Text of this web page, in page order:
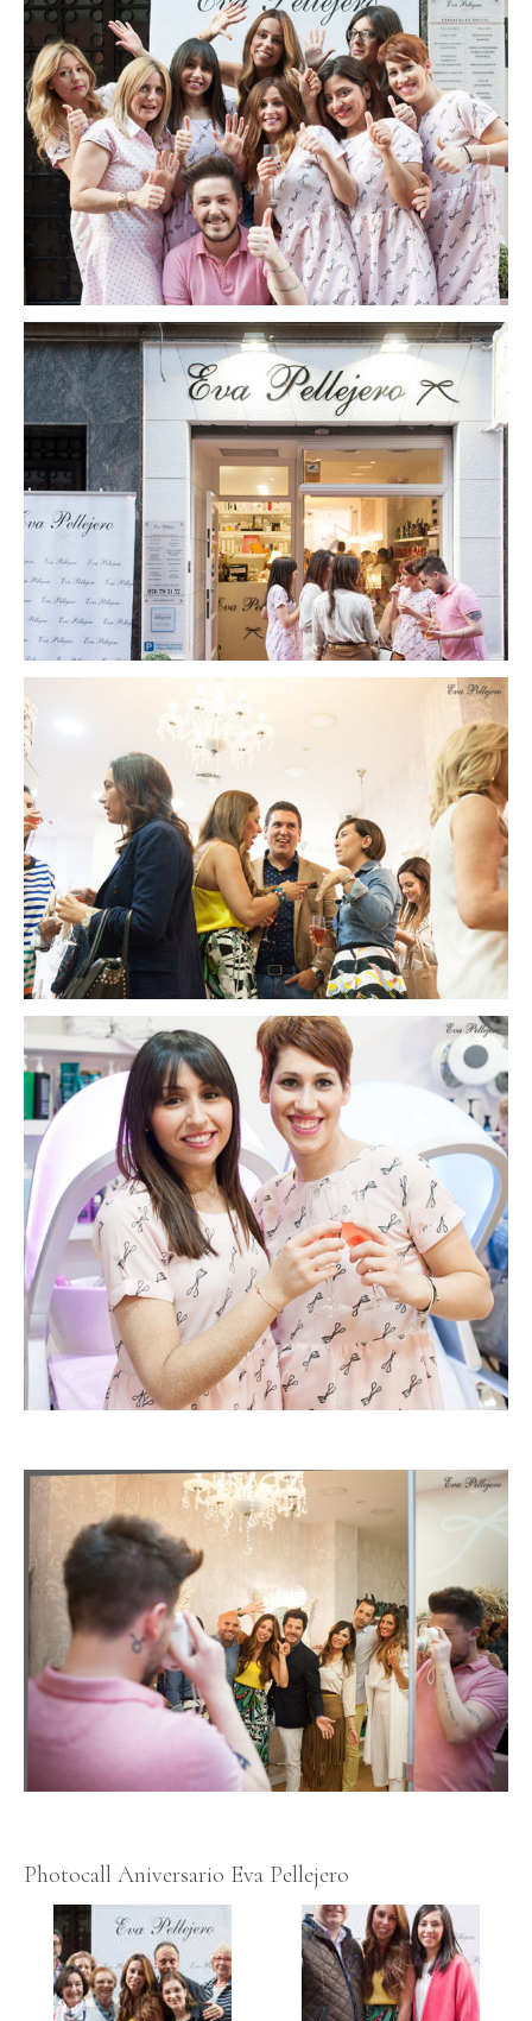
Photocall Aniversario Eva Pellejero